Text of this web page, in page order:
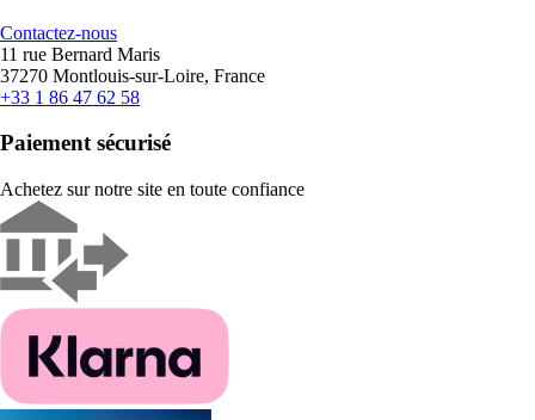
Contactez-nous
11 rue Bernard Maris
37270 Montlouis-sur-Loire, France
+33 1 86 47 62 58
Paiement sécurisé
Achetez sur notre site en toute confiance